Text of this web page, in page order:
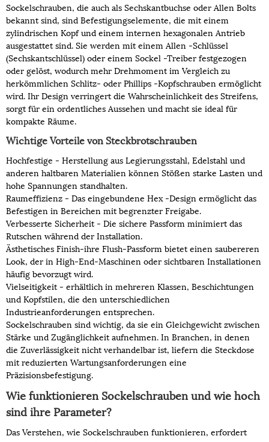
Sockelschrauben, die auch als Sechskantbuchse oder Allen Bolts
bekannt sind, sind Befestigungselemente, die mit einem
zylindrischen Kopf und einem internen hexagonalen Antrieb
ausgestattet sind. Sie werden mit einem Allen -Schlüssel
(Sechskantschlüssel) oder einem Sockel -Treiber festgezogen
oder gelöst, wodurch mehr Drehmoment im Vergleich zu
herkömmlichen Schlitz- oder Phillips -Kopfschrauben ermöglicht
wird. Ihr Design verringert die Wahrscheinlichkeit des Streifens,
sorgt für ein ordentliches Aussehen und macht sie ideal für
kompakte Räume.
Wichtige Vorteile von Steckbrotschrauben
Hochfestige - Herstellung aus Legierungsstahl, Edelstahl und
anderen haltbaren Materialien können Stößen starke Lasten und
hohe Spannungen standhalten.
Raumeffizienz - Das eingebundene Hex -Design ermöglicht das
Befestigen in Bereichen mit begrenzter Freigabe.
Verbesserte Sicherheit - Die sichere Passform minimiert das
Rutschen während der Installation.
Ästhetisches Finish-ihre Flush-Passform bietet einen saubereren
Look, der in High-End-Maschinen oder sichtbaren Installationen
häufig bevorzugt wird.
Vielseitigkeit - erhältlich in mehreren Klassen, Beschichtungen
und Kopfstilen, die den unterschiedlichen
Industrieanforderungen entsprechen.
Sockelschrauben sind wichtig, da sie ein Gleichgewicht zwischen
Stärke und Zugänglichkeit aufnehmen. In Branchen, in denen
die Zuverlässigkeit nicht verhandelbar ist, liefern die Steckdose
mit reduzierten Wartungsanforderungen eine
Präzisionsbefestigung.
Wie funktionieren Sockelschrauben und wie hoch
sind ihre Parameter?
Das Verstehen, wie Sockelschrauben funktionieren, erfordert